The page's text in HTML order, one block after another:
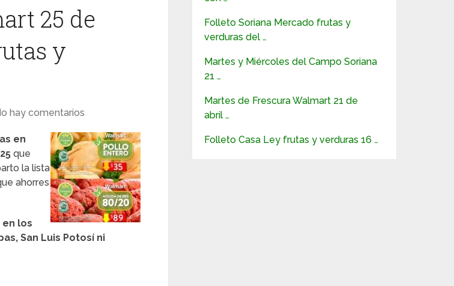
25 de
y
hay comentarios
en
que
la lista
ahorres
los
San Luis Potosí ni
Folleto Soriana Mercado frutas y
verduras del …
Martes y Miércoles del Campo Soriana
21 …
Martes de Frescura Walmart 21 de
abril …
Folleto Casa Ley frutas y verduras 16 …